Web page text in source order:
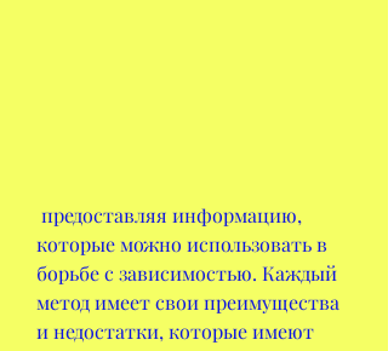
которые можно использовать в
борьбе с зависимостью. Каждый
метод имеет свои преимущества
и недостатки, которые имеют